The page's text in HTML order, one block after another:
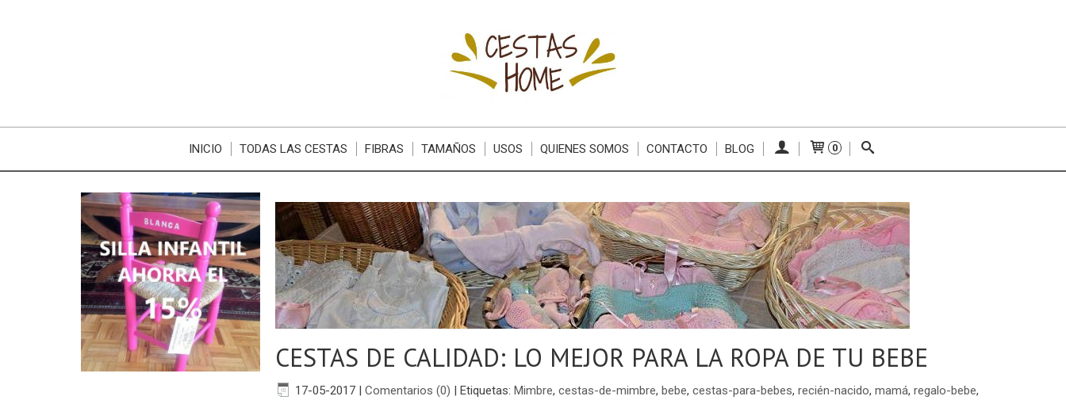
INICIO TODAS LAS CESTAS FIBRAS TAMAÑOS USOS QUIENES SOMOS CONTACTO BLOG 0
CESTAS DE CALIDAD: LO MEJOR PARA LA ROPA DE TU BEBE
17-05-2017| Comentarios (0) | Etiquetas: Mimbre, cestas-de-mimbre, bebe, cestas-para-bebes, recién-nacido, mamá, regalo-bebe,